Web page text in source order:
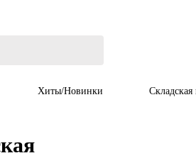
Хиты/Новинки